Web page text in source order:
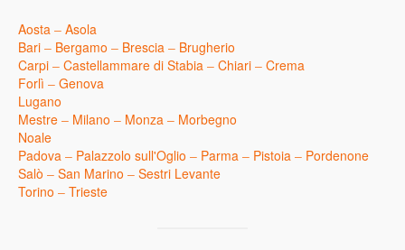
Aosta – Asola
Bari – Bergamo – Brescia – Brugherio
Carpi – Castellammare di Stabia – Chiari – Crema
Forlì – Genova
Lugano
Mestre – Milano – Monza – Morbegno
Noale
Padova – Palazzolo sull'Oglio – Parma – Pistoia – Pordenone
Salò – San Marino – Sestri Levante
Torino – Trieste